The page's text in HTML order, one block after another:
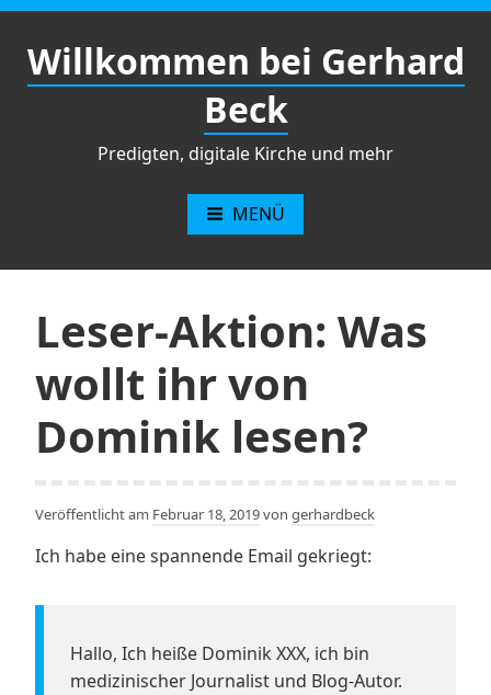
Zum
springen
Willkommen bei Gerhard
Beck
Predigten, digitale Kirche und mehr
MENÜ
Leser-Aktion: Was
wollt ihr von
Dominik lesen?
Veröffentlicht am Februar 18, 2019von gerhardbeck
Ich habe eine spannende Email gekriegt:
Hallo, Ich heiße Dominik XXX, ich bin
medizinischer Journalist und Blog-Autor.